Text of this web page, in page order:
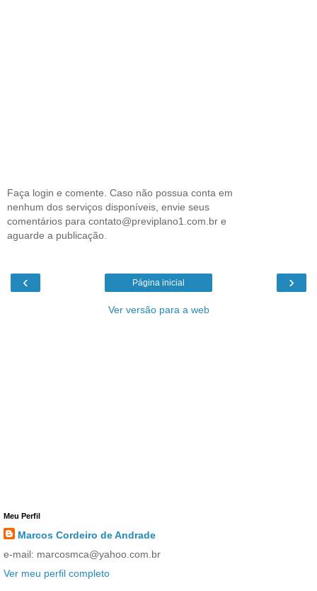
Faça login e comente. Caso não possua conta em
nenhum dos serviços disponíveis, envie seus
comentários para contato@previplano1.com.br e
aguarde a publicação.
‹ ›
Página inicial
Ver versão para a web
Meu Perfil
Marcos Cordeiro de Andrade
e-mail: marcosmca@yahoo.com.br
Ver meu perfil completo